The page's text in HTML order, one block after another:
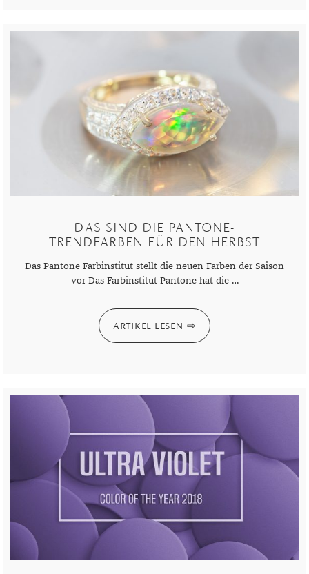
DAS SIND DIE PANTONE-
TRENDFARBEN FÜR DEN HERBST
Das Pantone Farbinstitut stellt die neuen Farben der Saison
vor Das Farbinstitut Pantone hat die …
ARTIKEL LESEN